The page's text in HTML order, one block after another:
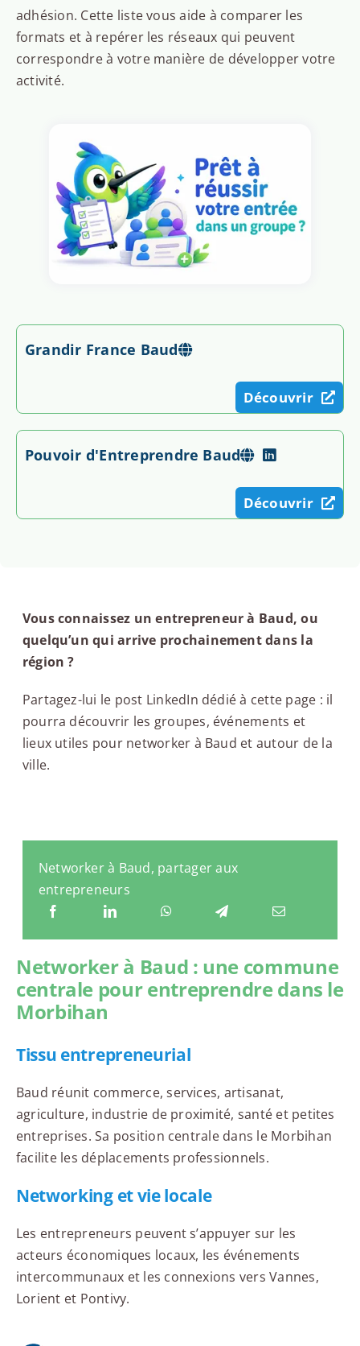
adhésion. Cette liste vous aide à comparer les
formats et à repérer les réseaux qui peuvent
correspondre à votre manière de développer votre
activité.
Grandir France Baud
Découvrir
Pouvoir d'Entreprendre Baud
Découvrir
Vous connaissez un entrepreneur à Baud, ou
quelqu’un qui arrive prochainement dans la
région ?
Partagez-lui le post LinkedIn dédié à cette page : il
pourra découvrir les groupes, événements et
lieux utiles pour networker à Baud et autour de la
ville.
Networker à Baud, partager aux
entrepreneurs
Networker à Baud : une commune
centrale pour entreprendre dans le
Morbihan
Tissu entrepreneurial
Baud réunit commerce, services, artisanat,
agriculture, industrie de proximité, santé et petites
entreprises. Sa position centrale dans le Morbihan
facilite les déplacements professionnels.
Networking et vie locale
Les entrepreneurs peuvent s’appuyer sur les
acteurs économiques locaux, les événements
intercommunaux et les connexions vers Vannes,
Lorient et Pontivy.